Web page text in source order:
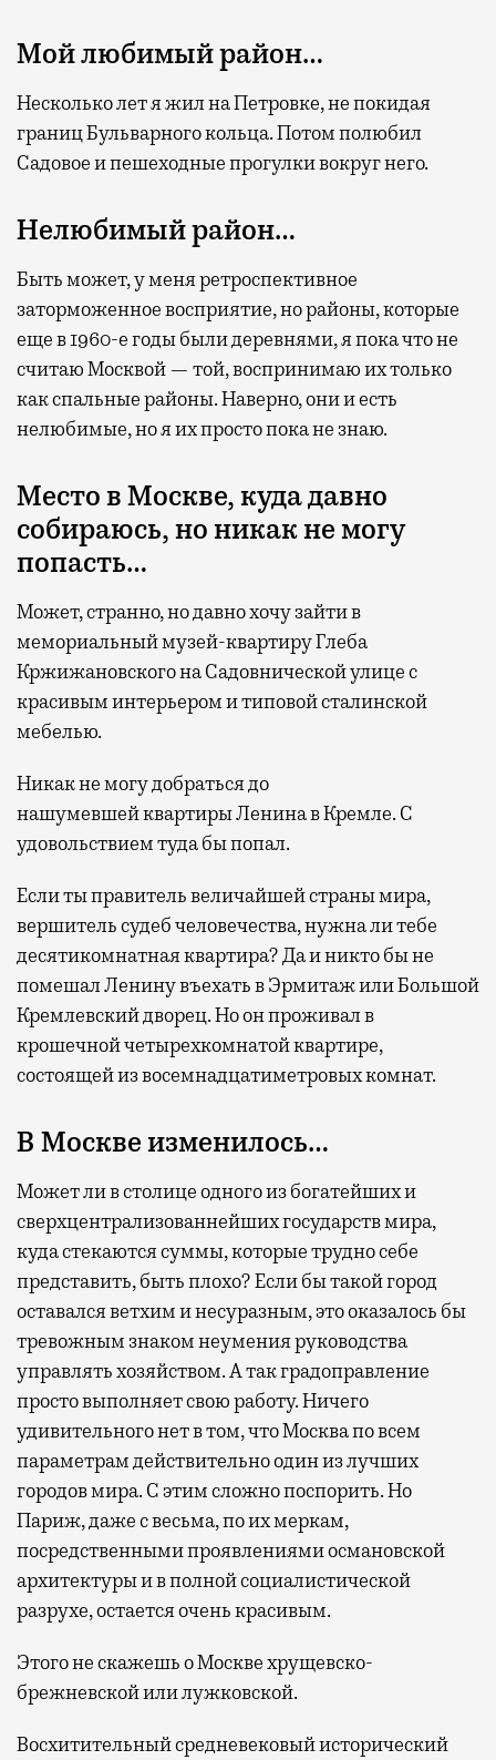
Мой любимый район…
Несколько лет я жил на Петровке, не покидая
границ Бульварного кольца. Потом полюбил
Садовое и пешеходные прогулки вокруг него.
Нелюбимый район…
Быть может, у меня ретроспективное
заторможенное восприятие, но районы, которые
еще в 1960-е годы были деревнями, я пока что не
считаю Москвой — той, воспринимаю их только
как спальные районы. Наверно, они и есть
нелюбимые, но я их просто пока не знаю.
Место в Москве, куда давно
собираюсь, но никак не могу
попасть…
Может, странно, но давно хочу зайти в
мемориальный музей-квартиру Глеба
Кржижановского на Садовнической улице с
красивым интерьером и типовой сталинской
мебелью.
Никак не могу добраться до
нашумевшей квартиры Ленина в Кремле. С
удовольствием туда бы попал.
Если ты правитель величайшей страны мира,
вершитель судеб человечества, нужна ли тебе
десятикомнатная квартира? Да и никто бы не
помешал Ленину въехать в Эрмитаж или Большой
Кремлевский дворец. Но он проживал в
крошечной четырехкомнатой квартире,
состоящей из восемнадцатиметровых комнат.
В Москве изменилось…
Может ли в столице одного из богатейших и
сверхцентрализованнейших государств мира,
куда стекаются суммы, которые трудно себе
представить, быть плохо? Если бы такой город
оставался ветхим и несуразным, это оказалось бы
тревожным знаком неумения руководства
управлять хозяйством. А так градоправление
просто выполняет свою работу. Ничего
удивительного нет в том, что Москва по всем
параметрам действительно один из лучших
городов мира. С этим сложно поспорить. Но
Париж, даже с весьма, по их меркам,
посредственными проявлениями османовской
архитектуры и в полной социалистической
разрухе, остается очень красивым.
Этого не скажешь о Москве хрущевско-
брежневской или лужковской.
Восхитительный средневековый исторический